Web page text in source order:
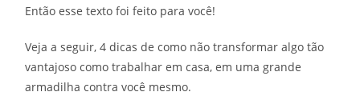
Então esse texto foi feito para você!
Veja a seguir, 4 dicas de como não transformar algo tão
vantajoso como trabalhar em casa, em uma grande
armadilha contra você mesmo.